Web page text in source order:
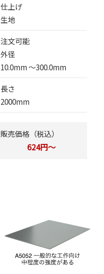
仕上げ
生地
注文可能
外径
10.0mm 〜300.0mm
長さ
2000mm
販売価格（税込）
624円～